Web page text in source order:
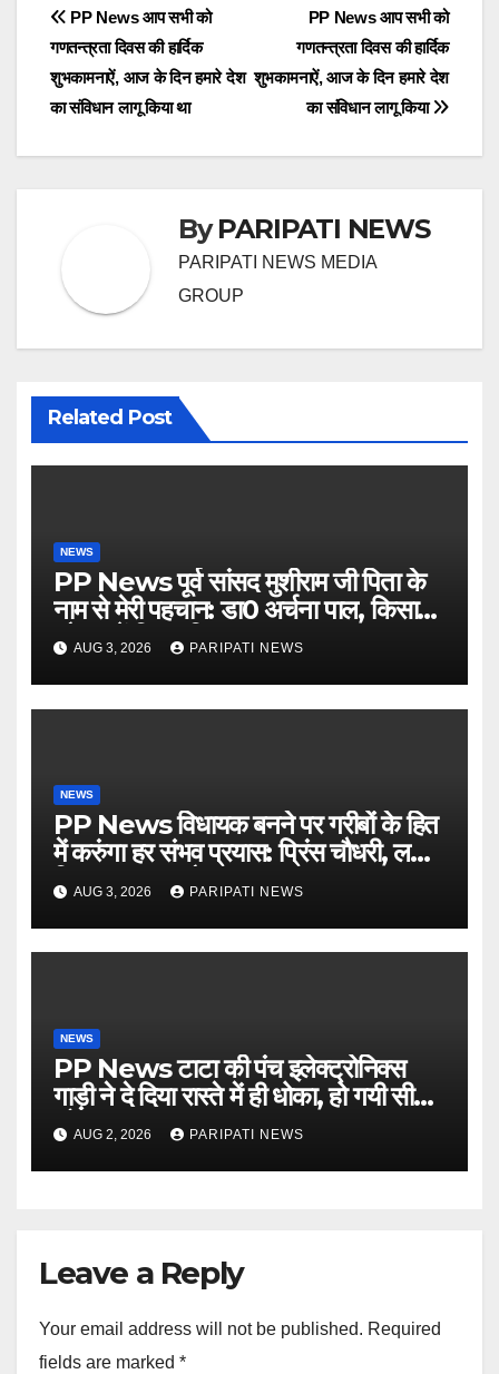
Post
navigation
PP News आप सभी को
गणतन्त्रता दिवस की हार्दिक
शुभकामनाऐं, आज के दिन हमारे देश
का संविधान लागू किया
PP News आप सभी को
गणतन्त्रता दिवस की हार्दिक
शुभकामनाऐं, आज के दिन हमारे देश
का संविधान लागू किया था
ByPARIPATI NEWS
PARIPATI NEWS MEDIA
GROUP
Related Post
NEWS
PP News पूर्व सांसद मुशीराम जी पिता के
नाम से मेरी पहचान: डा0 अर्चना पाल, किसान
चौपाल में दिया परिचय
AUG 3, 2026 PARIPATI NEWS
NEWS
PP News विधायक बनने पर गरीबों के हित
में करुंगा हर संभव प्रयास: प्रिंस चौधरी, लगाई
किसान मजदूर चौपाल
AUG 3, 2026 PARIPATI NEWS
NEWS
PP News टाटा की पंच इलेक्ट्रोनिक्स
गाड़ी ने दे दिया रास्ते में ही धोका, हो गयी सीज,
जो सब बताया झूठ
AUG 2, 2026 PARIPATI NEWS
Leave a Reply
Your email address will not be published. Required
fields are marked *